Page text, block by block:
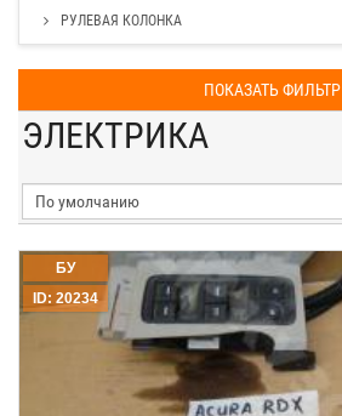
РУЛЕВАЯ КОЛОНКА
ПОКАЗАТЬ ФИЛЬТР
ЭЛЕКТРИКА
ID: 20234
БУ